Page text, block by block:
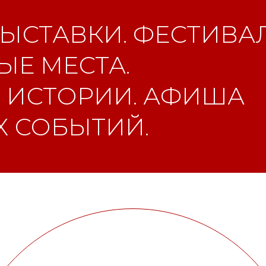
МЕСТА.
ИСТОРИИ. АФИША
СОБЫТИЙ.